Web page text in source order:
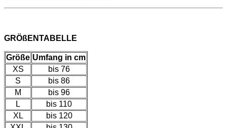
GRÖßENTABELLE
Größe Umfang in cm
XS
bis 76
S
bis 86
M
bis 96
L
bis 110
XL
bis 120